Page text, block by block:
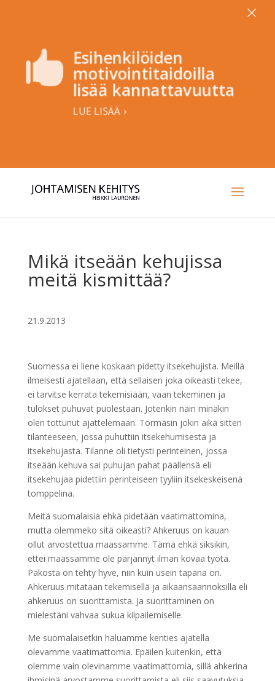
Mikä itseään kehujissa
meitä kismittää?
21.9.2013
Suomessa ei liene koskaan pidetty itsekehujista. Meillä
ilmeisesti ajatellaan, että sellaisen joka oikeasti tekee,
ei tarvitse kerrata tekemisiään, vaan tekeminen ja
tulokset puhuvat puolestaan. Jotenkin näin minäkin
olen tottunut ajattelemaan. Törmäsin jokin aika sitten
tilanteeseen, jossa puhuttiin itsekehumisesta ja
itsekehujasta. Tilanne oli tietysti perinteinen, jossa
itseään kehuva sai puhujan pahat päällensä eli
itsekehujaa pidettiin perinteiseen tyyliin itsekeskeisenä
tomppelina.
Meitä suomalaisia ehkä pidetään vaatimattomina,
mutta olemmeko sitä oikeasti? Ahkeruus on kauan
ollut arvostettua maassamme. Tämä ehkä siksikin,
ettei maassamme ole pärjännyt ilman kovaa työtä.
Pakosta on tehty hyve, niin kuin usein tapana on.
Ahkeruus mitataan tekemisellä ja aikaansaannoksilla eli
ahkeruus on suorittamista. Ja suorittaminen on
mielestäni vahvaa sukua kilpailemiselle.
Me suomalaisetkin haluamme kenties ajatella
olevamme vaatimattomia. Epäilen kuitenkin, että
olemme vain olevinamme vaatimattomia, sillä ahkerina
 Esihenkilöiden
motivointitaidoilla
lisää kannattavuutta
LUE LISÄÄ ›
×